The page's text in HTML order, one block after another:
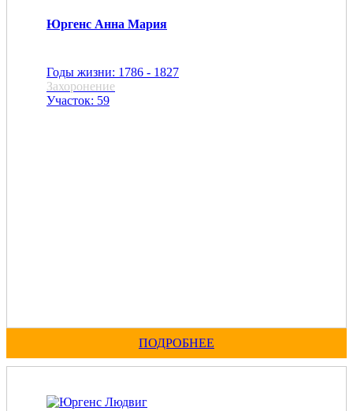
Юргенс Анна Мария
Годы жизни: 1786 - 1827
Захоронение
Участок: 59
ПОДРОБНЕЕ